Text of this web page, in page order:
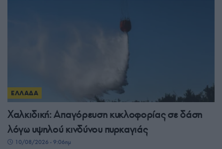
ΕΛΛΑΔΑ
Χαλκιδική: Απαγόρευση κυκλοφορίας σε δάση
λόγω υψηλού κινδύνου πυρκαγιάς
10/08/2026 - 9:06πμ